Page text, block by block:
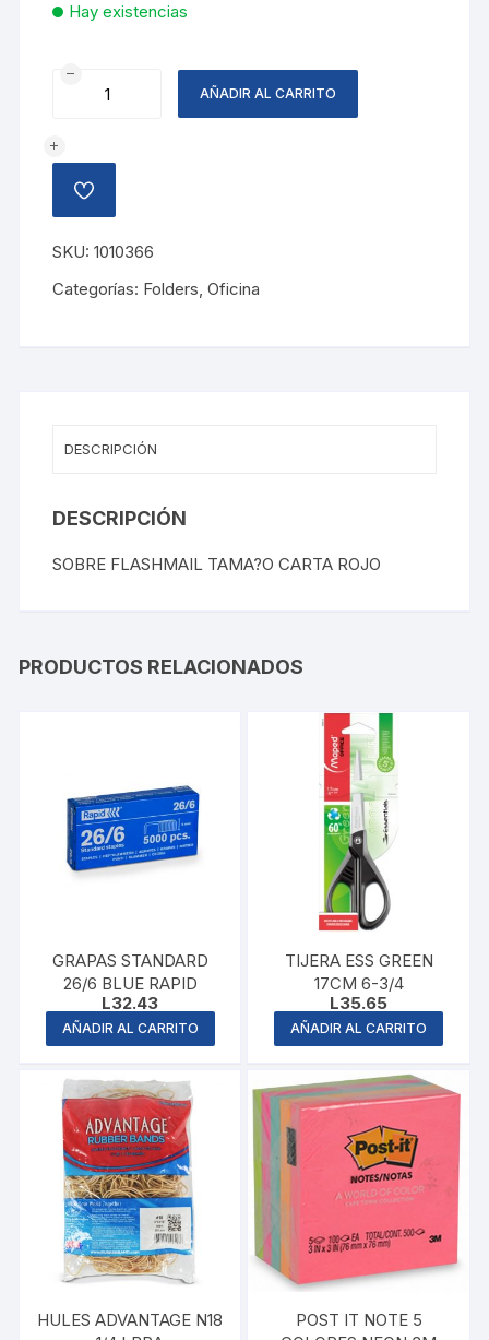
Hay existencias
SOBRE
FLASHMAIL
cantidad
AÑADIR AL CARRITO
AÑADIR
A
LISTA
DE
DESEOS
SKU:1010366
Categorías: Folders,Oficina
DESCRIPCIÓN
DESCRIPCIÓN
SOBRE FLASHMAIL TAMA?O CARTA ROJO
PRODUCTOS RELACIONADOS
GRAPAS STANDARD
26/6 BLUE RAPID
L32.43
AÑADIR AL CARRITO
TIJERA ESS GREEN
17CM 6-3/4
L35.65
AÑADIR AL CARRITO
HULES ADVANTAGE N18
POST IT NOTE 5